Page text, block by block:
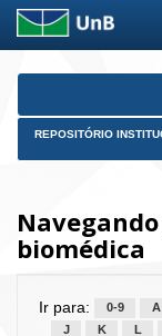
Skip
REPOSITÓRIO
biomédica
Ir para: 0-9 A
J
K L